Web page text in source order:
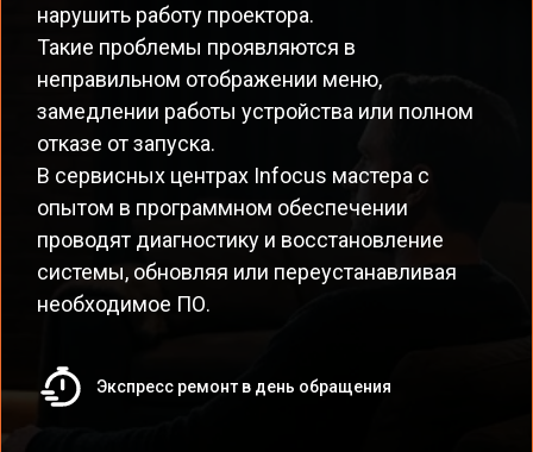
нарушить работу проектора.
Такие проблемы проявляются в
неправильном отображении меню,
замедлении работы устройства или полном
отказе от запуска.
В сервисных центрах Infocus мастера с
опытом в программном обеспечении
проводят диагностику и восстановление
системы, обновляя или переустанавливая
необходимое ПО.
Экспресс ремонт в день обращения